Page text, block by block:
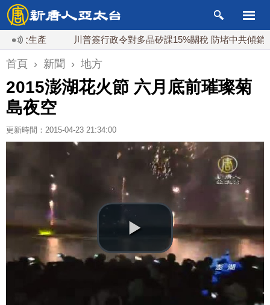
產 川普簽行政令對多晶矽課15%關稅 防堵中共傾銷
首頁 › 新聞 › 地方
2015澎湖花火節 六月底前璀璨菊
島夜空
更新時間：2015-04-23 21:34:00